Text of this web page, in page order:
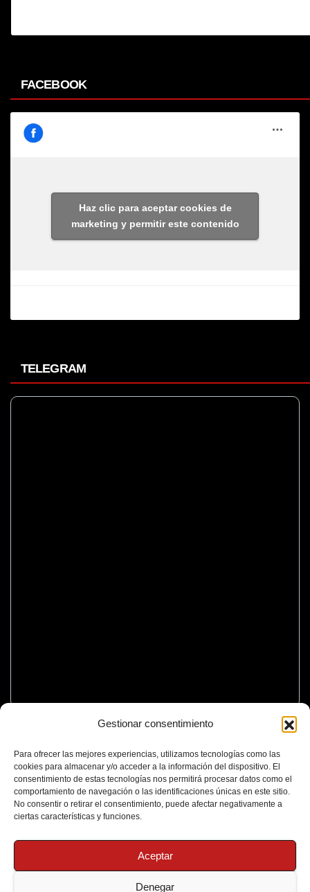
Gestionar consentimiento
Para ofrecer las mejores experiencias, utilizamos tecnologías como las
cookies para almacenar y/o acceder a la información del dispositivo. El
consentimiento de estas tecnologías nos permitirá procesar datos como el
comportamiento de navegación o las identificaciones únicas en este sitio.
No consentir o retirar el consentimiento, puede afectar negativamente a
ciertas características y funciones.
Aceptar
Denegar
FACEBOOK
Haz clic para aceptar cookies de
marketing y permitir este contenido
TELEGRAM